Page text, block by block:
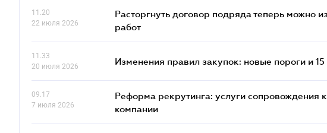
11.20
22 июля 2026
Расторгнуть договор подряда теперь можно
работ
11.33
20 июля 2026
Изменения правил закупок: новые пороги и
09.17
7 июля 2026
Реформа рекрутинга: услуги сопровождения
компании